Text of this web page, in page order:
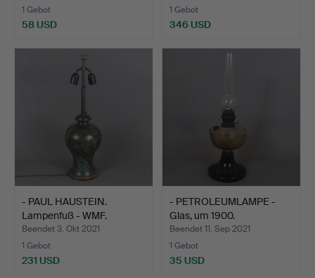
1 Gebot
58 USD
1 Gebot
346 USD
- PAUL HAUSTEIN.
Lampenfuß - WMF.
Beendet 3. Okt 2021
1 Gebot
231 USD
- PETROLEUMLAMPE -
Glas, um 1900.
Beendet 11. Sep 2021
1 Gebot
35 USD